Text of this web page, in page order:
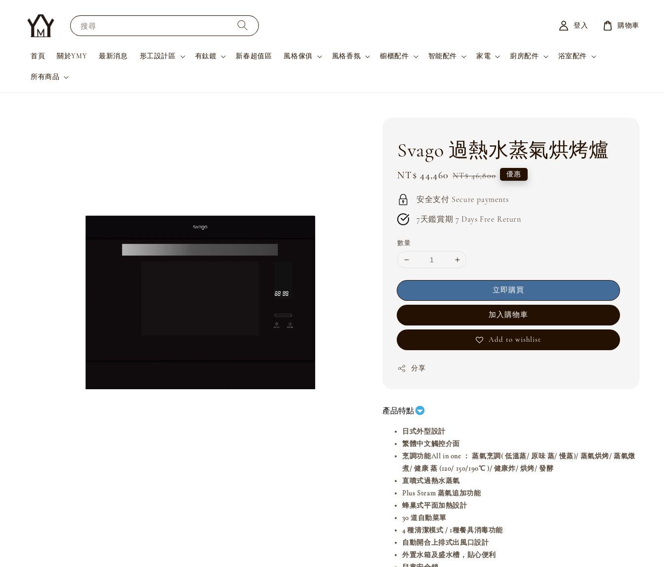
搜尋
首頁 關於YMY 最新消息 形工設計區 有鈦鍍 新春超值區 風格傢俱 風格香氛 櫥櫃配件 智能配件 家電 廚房配件 浴室配件
所有商品
登入 購物車
Svago 過熱水蒸氣烘烤爐
Sale
NT$ 44,460 Regular
NT$ 46,800 優惠
安全支付 Secure payments
7天鑑賞期 7 Days Free Return
數量
立即購買
加入購物車
Add to wishlist
分享
產品特點
日式外型設計
繁體中文觸控介面
烹調功能All in one ： 蒸氣烹調( 低溫蒸/ 原味 蒸/ 慢蒸)/ 蒸氣烘烤/ 蒸氣燉
煮/ 健康 蒸 (120/ 150/190℃ )/ 健康炸/ 烘烤/ 發酵
直噴式過熱水蒸氣
Plus Steam 蒸氣追加功能
蜂巢式平面加熱設計
30 道自動菜單
4 種清潔模式 / 1種餐具消毒功能
自動開合上排式出風口設計
外置水箱及盛水槽，貼心便利